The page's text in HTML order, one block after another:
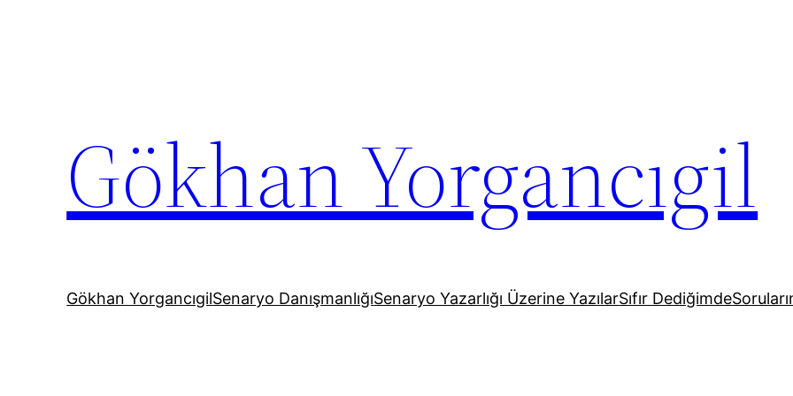
Gökhan Yorgancıgil
Gökhan YorgancıgilSenaryo DanışmanlığıSenaryo Yazarlığı Üzerine YazılarSıfır Dediğimde